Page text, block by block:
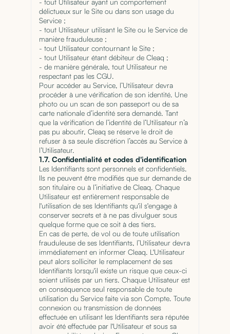
- tout Utilisateur ayant un comportement
délictueux sur le Site ou dans son usage du
Service ;
- tout Utilisateur utilisant le Site ou le Service de
manière frauduleuse ;
- tout Utilisateur contournant le Site ;
- tout Utilisateur étant débiteur de Cleaq ;
- de manière générale, tout Utilisateur ne
respectant pas les CGU.
Pour accéder au Service, l’Utilisateur devra
procéder à une vérification de son identité. Une
photo ou un scan de son passeport ou de sa
carte nationale d’identité sera demandé. Tant
que la vérification de l’identité de l’Utilisateur n’a
pas pu aboutir, Cleaq se réserve le droit de
refuser à sa seule discrétion l’accès au Service à
l’Utilisateur.
1.7. Confidentialité et codes d'identification
Les Identifiants sont personnels et confidentiels.
Ils ne peuvent être modifiés que sur demande de
son titulaire ou à l’initiative de Cleaq. Chaque
Utilisateur est entièrement responsable de
l'utilisation de ses Identifiants qu'il s'engage à
conserver secrets et à ne pas divulguer sous
quelque forme que ce soit à des tiers.
En cas de perte, de vol ou de toute utilisation
frauduleuse de ses Identifiants, l’Utilisateur devra
immédiatement en informer Cleaq. L'Utilisateur
peut alors solliciter le remplacement de ses
Identifiants lorsqu'il existe un risque que ceux-ci
soient utilisés par un tiers. Chaque Utilisateur est
en conséquence seul responsable de toute
utilisation du Service faite via son Compte. Toute
connexion ou transmission de données
effectuée en utilisant les Identifiants sera réputée
avoir été effectuée par l'Utilisateur et sous sa